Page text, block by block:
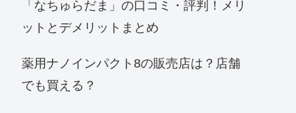
「なちゅらだま」の口コミ・評判！メリ
ットとデメリットまとめ
薬用ナノインパクト8の販売店は？店舗
でも買える？